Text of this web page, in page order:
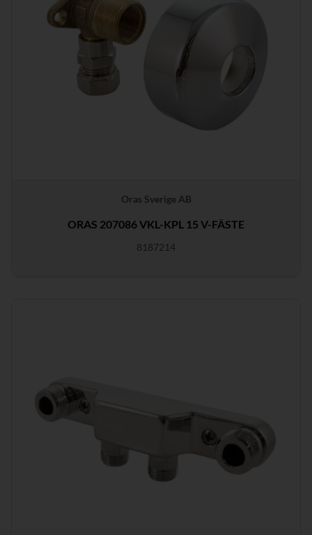
Oras Sverige AB
ORAS 207086 VKL-KPL 15 V-FÄSTE
8187214